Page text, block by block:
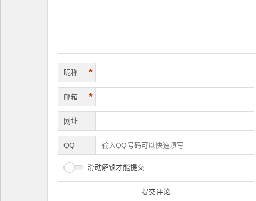
昵称 *
邮箱 *
网址
QQ
滑动解锁才能提交